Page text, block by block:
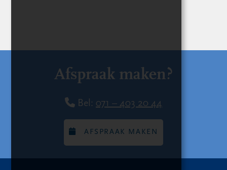
Afspraak maken?
Bel: 071 – 403 20 44
AFSPRAAK MAKEN